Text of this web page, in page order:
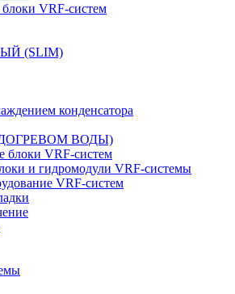
VRF-систем
(SLIM)
конденсатора
ВОДЫ)
блоки VRF-систем
и гидромодули VRF-системы
VRF-систем